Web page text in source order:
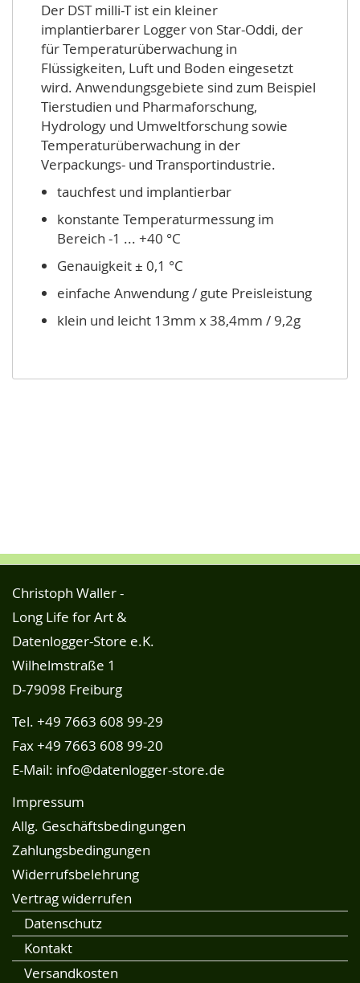
Der DST milli-T ist ein kleiner
implantierbarer Logger von Star-Oddi, der
für Temperaturüberwachung in
Flüssigkeiten, Luft und Boden eingesetzt
wird. Anwendungsgebiete sind zum Beispiel
Tierstudien und Pharmaforschung,
Hydrology und Umweltforschung sowie
Temperaturüberwachung in der
Verpackungs- und Transportindustrie.
tauchfest und implantierbar
konstante Temperaturmessung im
Bereich -1 ... +40 °C
Genauigkeit ± 0,1 °C
einfache Anwendung / gute Preisleistung
klein und leicht 13mm x 38,4mm / 9,2g
Christoph Waller -
Long Life for Art &
Datenlogger-Store e.K.
Wilhelmstraße 1
D-79098 Freiburg
Tel. +49 7663 608 99-29
Fax +49 7663 608 99-20
E-Mail: info@datenlogger-store.de
Impressum
Allg. Geschäftsbedingungen
Zahlungsbedingungen
Widerrufsbelehrung
Vertrag widerrufen
Datenschutz
Kontakt
Versandkosten